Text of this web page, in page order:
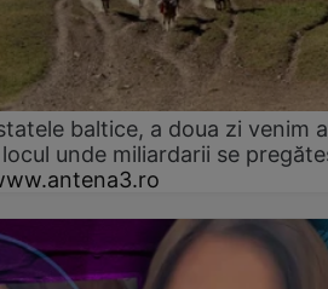
baltice, a doua zi venim
unde miliardarii se